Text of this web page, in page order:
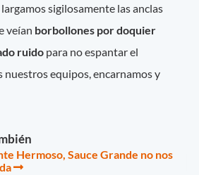
sigilosamente las anclas
veían borbollones por doquier
ruido para no espantar el
nuestros equipos, encarnamos y
Hermoso, Sauce Grande no nos